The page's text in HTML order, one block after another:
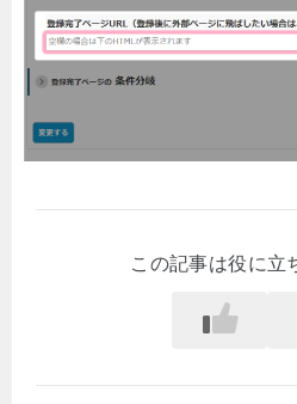
この記事は役に立